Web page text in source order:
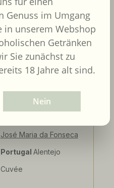
0.75 Liter(8,68 € / 1
Liter) UVP7,30 €
Maria da Fonseca
José Maria da Fonseca
Portugal Alentejo
Cuvée
Genuss im Umgang
in unserem Webshop
Getränken
Sie zunächst zu
18 Jahre alt sind.
Nein